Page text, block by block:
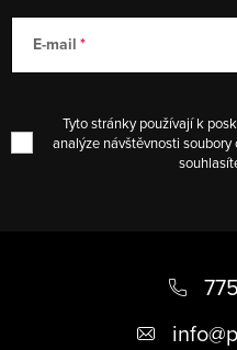
E-mail
Tyto stránky používají k
analýze návštěvnosti
info@